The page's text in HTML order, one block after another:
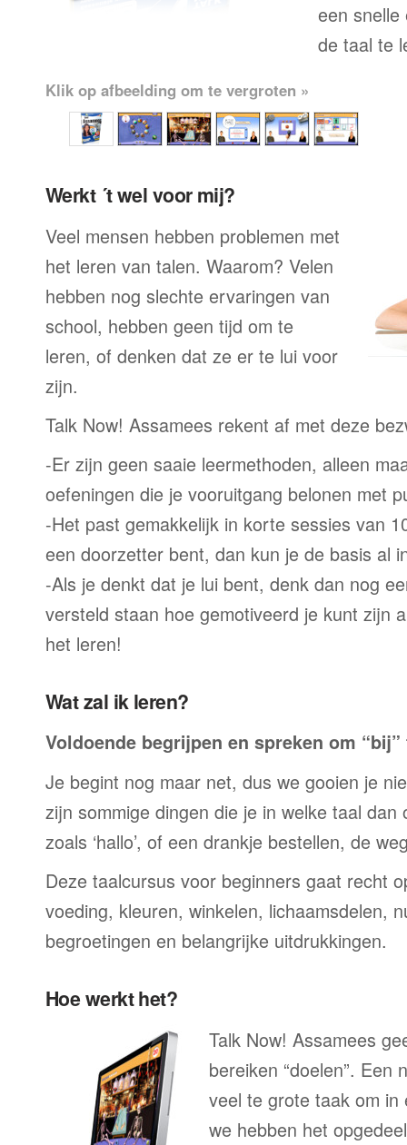
een snelle
de taal te
Klik op afbeelding om te vergroten »
Werkt ´t wel voor mij?
Veel mensen hebben problemen met
het leren van talen. Waarom? Velen
hebben nog slechte ervaringen van
school, hebben geen tijd om te
leren, of denken dat ze er te lui voor
zijn.
Talk Now! Assamees rekent af met deze
-Er zijn geen saaie leermethoden, alleen
oefeningen die je vooruitgang belonen met
-Het past gemakkelijk in korte sessies van
een doorzetter bent, dan kun je de basis al
-Als je denkt dat je lui bent, denk dan nog
versteld staan hoe gemotiveerd je kunt zijn
het leren!
Wat zal ik leren?
Voldoende begrijpen en spreken om
Je begint nog maar net, dus we gooien je
zijn sommige dingen die je in welke taal dan
zoals ‘hallo’, of een drankje bestellen, de
Deze taalcursus voor beginners gaat recht
voeding, kleuren, winkelen, lichaamsdelen,
begroetingen en belangrijke uitdrukkingen.
Hoe werkt het?
Talk Now! Assamees
bereiken “doelen”. Een
veel te grote taak om
we hebben het